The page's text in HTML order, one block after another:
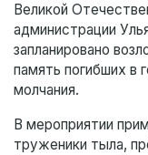
Великой
администрации
запланировано
память погибших в
молчания.
В мероприятии
труженики тыла,